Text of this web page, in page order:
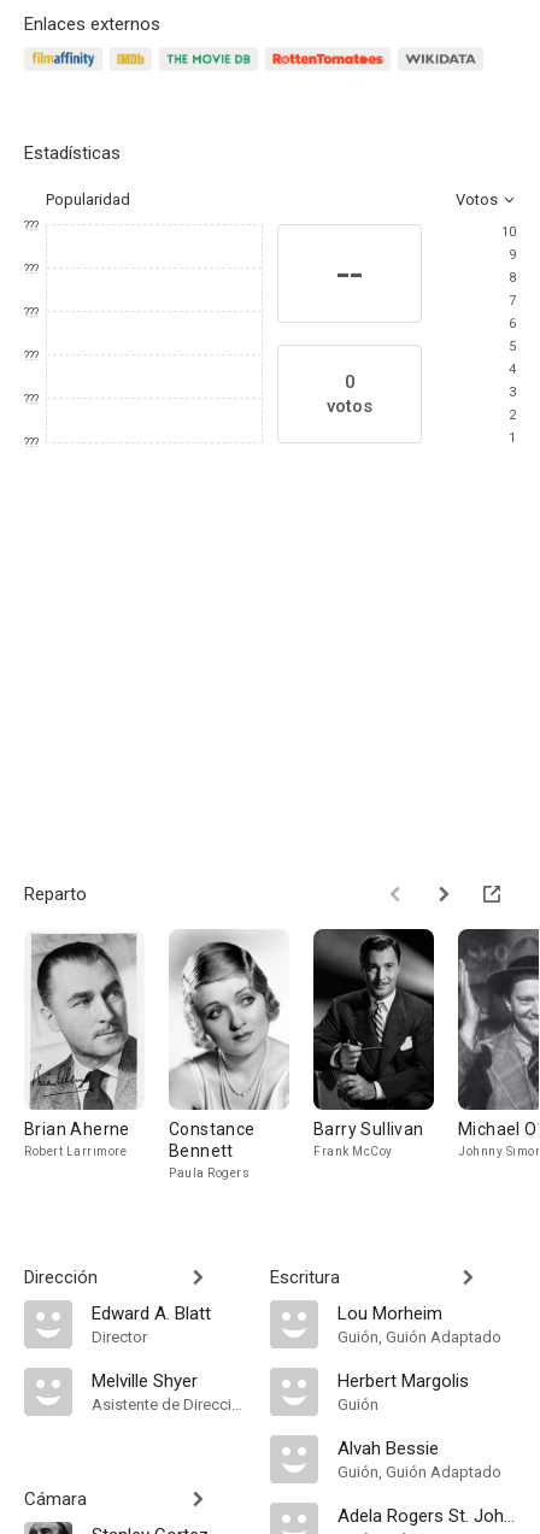
Enlaces externos
Estadísticas
Popularidad Votos
???
???
???
???
???
???
--
0
votos
10
9
8
7
6
5
4
3
2
1
Reparto
Brian Aherne
Robert Larrimore
Constance
Bennett
Paula Rogers
Barry Sullivan
Frank McCoy
Michael
Johnny
Dirección
Edward A. Blatt
Director
Melville Shyer
Asistente de Dirección
Cámara
Escritura
Lou Morheim
Guión, Guión Adaptado
Herbert Margolis
Guión
Alvah Bessie
Guión, Guión Adaptado
Adela Rogers St. Johns